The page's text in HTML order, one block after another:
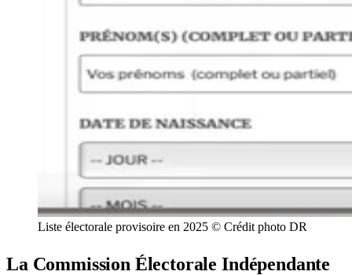
Liste électorale provisoire en 2025 © Crédit photo DR
La Commission Électorale Indépendante